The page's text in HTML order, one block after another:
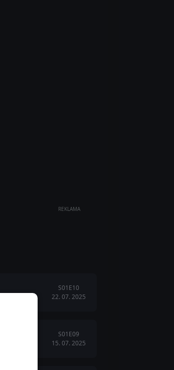
REKLAMA
S01E10
22. 07. 2025
S01E09
15. 07. 2025